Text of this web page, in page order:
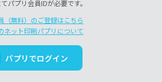
てパプリ会員IDが必要です。
（無料）のご登録はこちら
ネット印刷パプリについて
パプリでログイン